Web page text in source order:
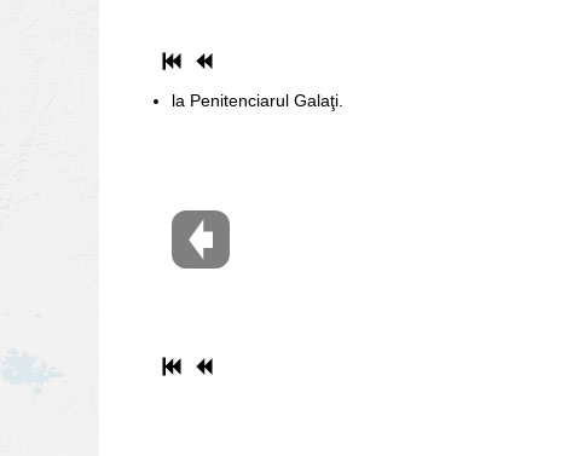
la Penitenciarul Galaţi.